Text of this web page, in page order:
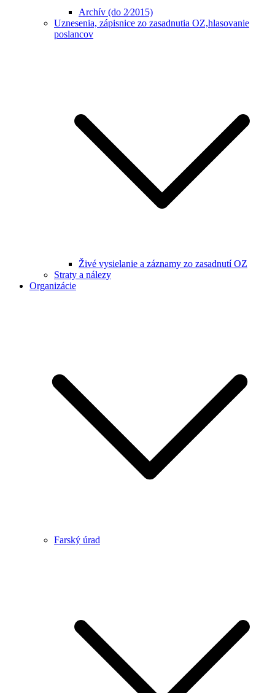
Archív (do 2⁄2015)
Uznesenia, zápisnice zo zasadnutia OZ,hlasovanie
poslancov
Živé vysielanie a záznamy zo zasadnutí OZ
Straty a nálezy
Organizácie
Farský úrad